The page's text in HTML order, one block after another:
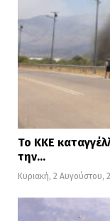
Το ΚΚΕ
την…
Κυριακή, 2 Αυγούστου,